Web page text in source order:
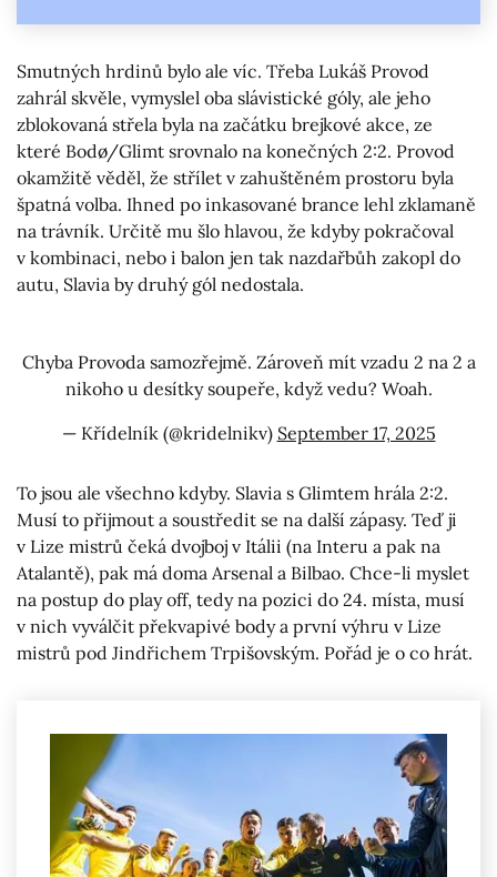
Smutných hrdinů bylo ale víc. Třeba Lukáš Provod
zahrál skvěle, vymyslel oba slávistické góly, ale jeho
zblokovaná střela byla na začátku brejkové akce, ze
které Bodø/Glimt srovnalo na konečných 2:2. Provod
okamžitě věděl, že střílet v zahuštěném prostoru byla
špatná volba. Ihned po inkasované brance lehl zklamaně
na trávník. Určitě mu šlo hlavou, že kdyby pokračoval
v kombinaci, nebo i balon jen tak nazdařbůh zakopl do
autu, Slavia by druhý gól nedostala.
Chyba Provoda samozřejmě. Zároveň mít vzadu 2 na 2 a
nikoho u desítky soupeře, když vedu? Woah.
— Křídelník (@kridelnikv) September 17, 2025
To jsou ale všechno kdyby. Slavia s Glimtem hrála 2:2.
Musí to přijmout a soustředit se na další zápasy. Teď ji
v Lize mistrů čeká dvojboj v Itálii (na Interu a pak na
Atalantě), pak má doma Arsenal a Bilbao. Chce-li myslet
na postup do play off, tedy na pozici do 24. místa, musí
v nich vyválčit překvapivé body a první výhru v Lize
mistrů pod Jindřichem Trpišovským. Pořád je o co hrát.